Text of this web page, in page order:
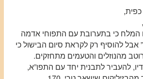
כי בתערובת עם התפוחי אדמה
אבל להוסיף רק לקראת סיום הבישול כי
מהנוזלים והטעמים מתחזקים.
להעביר לתבנית יחד עם התפו”א,